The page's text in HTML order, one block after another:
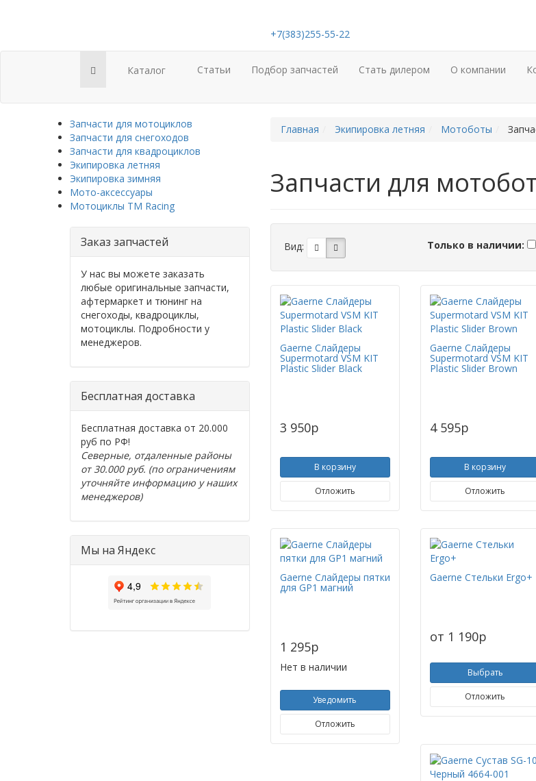
+7(383)255-55-22
Каталог Статьи Подбор запчастей Стать дилером О компании
Запчасти для мотоциклов
Запчасти для снегоходов
Запчасти для квадроциклов
Экипировка летняя
Экипировка зимняя
Мото-аксессуары
Мотоциклы TM Racing
Заказ запчастей
У нас вы можете заказать
любые оригинальные запчасти,
афтермаркет и тюнинг на
снегоходы, квадроциклы,
мотоциклы. Подробности у
менеджеров.
Бесплатная доставка
Бесплатная доставка от 20.000
руб по РФ!
Северные, отдаленные районы
от 30.000 руб. (по ограничениям
уточняйте информацию у наших
менеджеров)
Мы на Яндекс
Главная Экипировка летняя Мотоботы
Запчасти для
Вид: Только в наличии:
Gaerne Слайдеры
Supermotard VSM KIT
Plastic Slider Black
3 950p
В корзину
Отложить
Gaerne Слайдеры
Supermotard VSM KIT
Plastic Slider Brown
4 595p
В корзину
Отложить
Gaerne Слайдеры пятки
для GP1 магний
1 295p
Нет в наличии
Уведомить
Отложить
Gaerne Стельки Ergo+
от 1 190p
Выбрать
Отложить